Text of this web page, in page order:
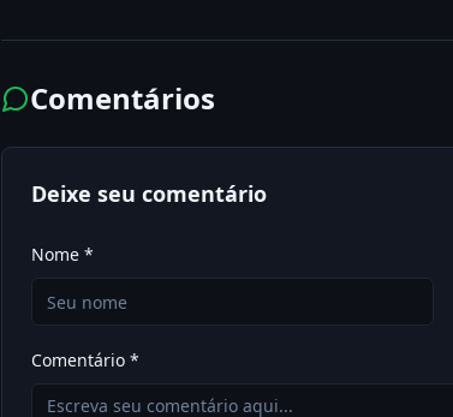
Comentários
Deixe seu comentário
Nome *
Comentário *